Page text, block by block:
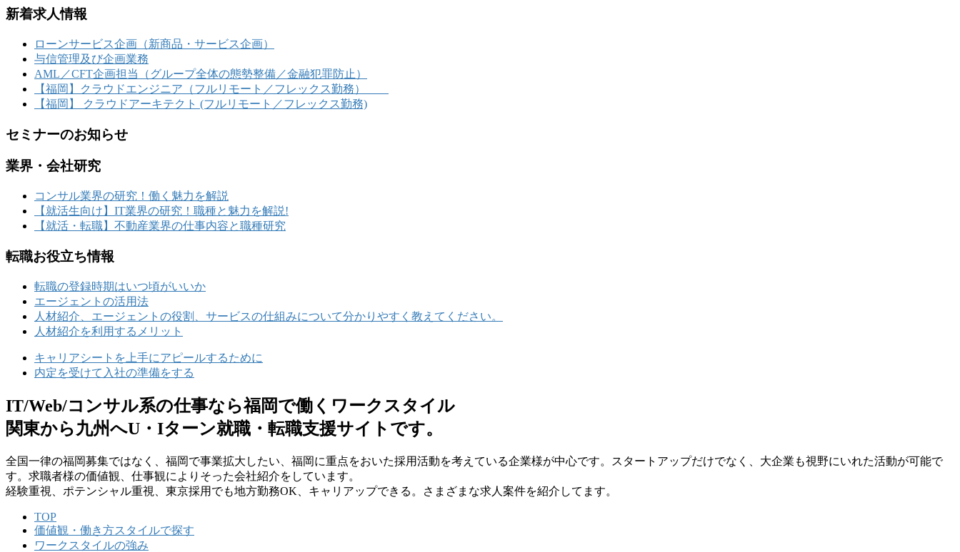
新着求人情報
ローンサービス企画（新商品・サービス企画）
与信管理及び企画業務
AML／CFT企画担当（グループ全体の態勢整備／金融犯罪防止）
【福岡】クラウドエンジニア（フルリモート／フレックス勤務）
【福岡】 クラウドアーキテクト (フルリモート／フレックス勤務)
セミナーのお知らせ
業界・会社研究
コンサル業界の研究！働く魅力を解説
【就活生向け】IT業界の研究！職種と魅力を解説!
【就活・転職】不動産業界の仕事内容と職種研究
転職お役立ち情報
転職の登録時期はいつ頃がいいか
エージェントの活用法
人材紹介、エージェントの役割、サービスの仕組みについて分かりやすく教えてください。
人材紹介を利用するメリット
キャリアシートを上手にアピールするために
内定を受けて入社の準備をする
IT/Web/コンサル系の仕事なら福岡で働くワークスタイル
関東から九州へU・Iターン就職・転職支援サイトです。
全国⼀律の福岡募集ではなく、福岡で事業拡⼤したい、福岡に重点をおいた採⽤活動を考えている企業様が中⼼です。スタートアップだけでなく、⼤企業も視野にいれた活動が可能で
す。求職者様の価値観、仕事観によりそった会社紹介をしています。
経験重視、ポテンシャル重視、東京採⽤でも地⽅勤務OK、キャリアップできる。さまざまな求⼈案件を紹介してます。
TOP
価値観・働き方スタイルで探す
ワークスタイルの強み